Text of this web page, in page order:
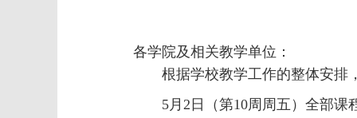
各学院及相关教学单位：
根据学校教学工作的整体安排
5月2日（第10周周 五 ）全部课